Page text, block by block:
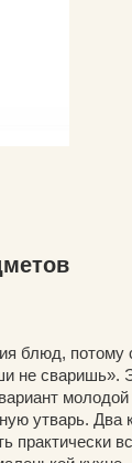
блюд, потому
не сваришь».
молодой
утварь. Два
практически